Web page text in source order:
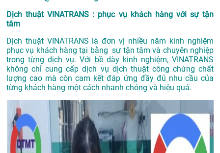
Dịch thuật VINATRANS : phục vụ khách hàng với sự tận
tâm
Dịch thuật VINATRANS là đơn vị nhiều năm kinh nghiệm
phục vụ khách hàng tại bằng sự tận tâm và chuyên nghiệp
trong từng dịch vụ. Với bề dày kinh nghiệm, VINATRANS
không chỉ cung cấp dịch vụ dịch thuật công chứng chất
lượng cao mà còn cam kết đáp ứng đầy đủ nhu cầu của
từng khách hàng một cách nhanh chóng và hiệu quả.